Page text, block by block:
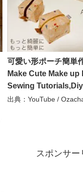
可愛い形ポーチ簡単
Make Cute Make
Sewing
channel
出典：YouTube /
スポンサー